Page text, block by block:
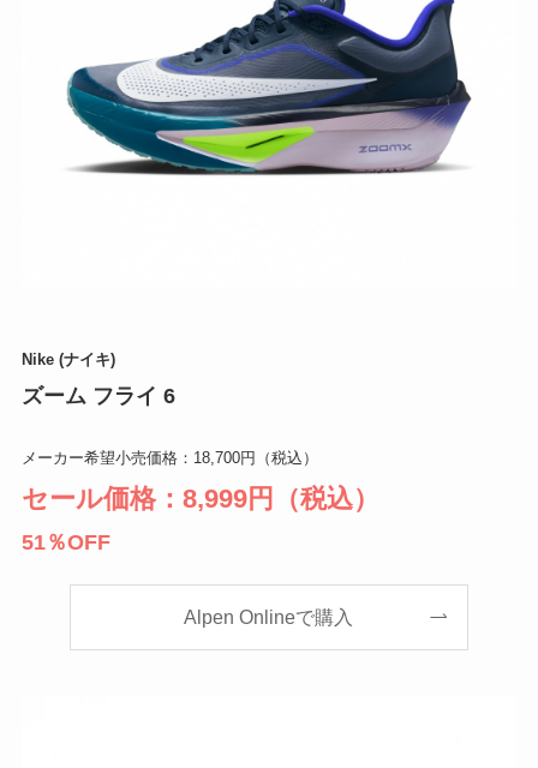
Nike (ナイキ)
ズーム フライ 6
メーカー希望小売価格：18,700円（税込）
セール価格：8,999円（税込）
51％OFF
Alpen Onlineで購入